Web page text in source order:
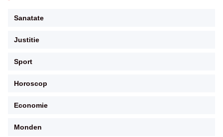
Sanatate
Justitie
Sport
Horoscop
Economie
Monden